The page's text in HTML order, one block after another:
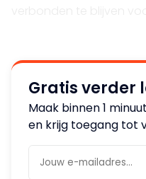
Gratis verder
Maak binnen 1
en krijg toegang tot